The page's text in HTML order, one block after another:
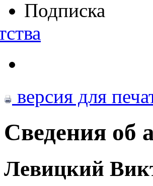
Подписка
версия для
Сведения об
Левицкий